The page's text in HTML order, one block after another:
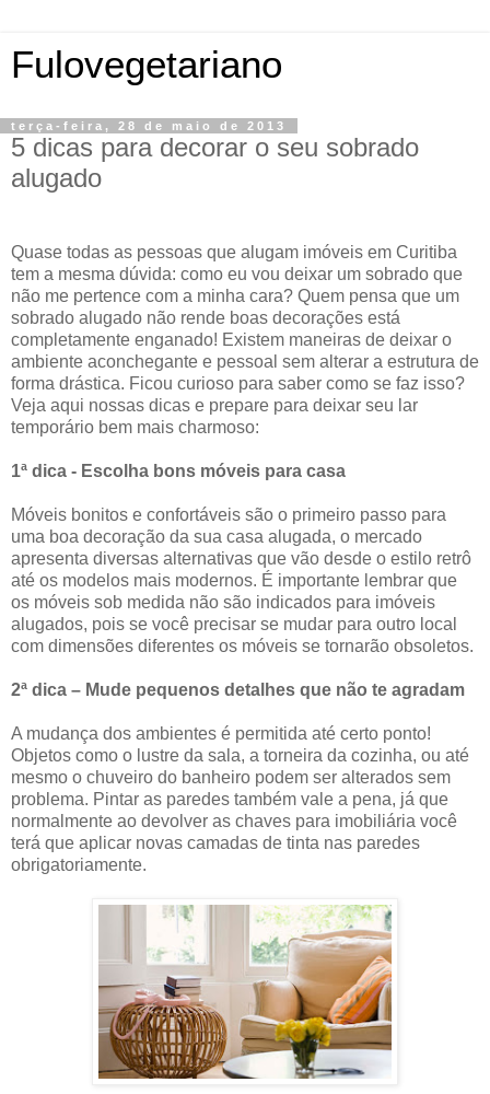
Fulovegetariano
terça-feira, 28 de maio de 2013
5 dicas para decorar o seu sobrado
alugado
Quase todas as pessoas que alugam imóveis em Curitiba
tem a mesma dúvida: como eu vou deixar um sobrado que
não me pertence com a minha cara? Quem pensa que um
sobrado alugado não rende boas decorações está
completamente enganado! Existem maneiras de deixar o
ambiente aconchegante e pessoal sem alterar a estrutura de
forma drástica. Ficou curioso para saber como se faz isso?
Veja aqui nossas dicas e prepare para deixar seu lar
temporário bem mais charmoso:
1ª dica - Escolha bons móveis para casa
Móveis bonitos e confortáveis são o primeiro passo para
uma boa decoração da sua casa alugada, o mercado
apresenta diversas alternativas que vão desde o estilo retrô
até os modelos mais modernos. É importante lembrar que
os móveis sob medida não são indicados para imóveis
alugados, pois se você precisar se mudar para outro local
com dimensões diferentes os móveis se tornarão obsoletos.
2ª dica – Mude pequenos detalhes que não te agradam
A mudança dos ambientes é permitida até certo ponto!
Objetos como o lustre da sala, a torneira da cozinha, ou até
mesmo o chuveiro do banheiro podem ser alterados sem
problema. Pintar as paredes também vale a pena, já que
normalmente ao devolver as chaves para imobiliária você
terá que aplicar novas camadas de tinta nas paredes
obrigatoriamente.